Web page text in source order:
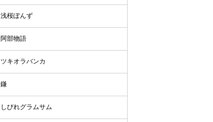
浅桜ぽんず
阿部物語
ツキオラバンカ
鎌
しびれグラムサム